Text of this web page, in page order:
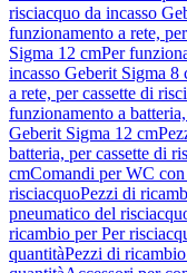
risciacquo da incasso
funzionamento a rete,
Sigma 12 cmPer
incasso Geberit Sigma 8
a rete, per cassette di
funzionamento a
Geberit Sigma 12 cm
batteria, per cassette di
cmComandi per WC
risciacquoPezzi di
pneumatico del
ricambio per Per
quantitàPezzi di